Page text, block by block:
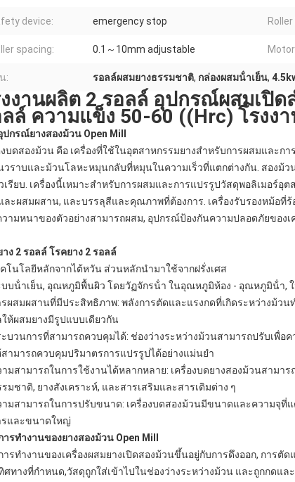
device: emergency stop
spacing: 0.1～10mm adjustable
: รอลล์ผสมยางธรรมชาติ, กล่องผสมน้ําเย็น,
งานผลิต 2 รอลล์ อุปกรณ์ผสมเปิ
ล์ ความแข็ง 50-60 ((Hrc) โรงง
ปกรณ์ยางสองม้วน Open Mill
งบดสองม้วน คือ เครื่องที่ใช้ในอุตสาหกรรมยางสําหรับการผสมและก
วราบและม้วนโลหะหมุนกลับที่หมุนในความเร็วที่แตกต่างกัน. สองม้ว
เรียบ. เครื่องนี้เหมาะสําหรับการผสมและการแปรรูปวัสดุพอลิเมอร์อุ
ละผสมผสาน, และบรรลุสีและคุณภาพที่ต้องการ. เครื่องรับรองหม้อที่
ามหนาของตัวอย่างสามารถผสม, อุปกรณ์ป้องกันความปลอดภัยของเ
ง 2 รอลล์ โรคยาง 2 รอลล์
คโนโลยีหลักจากไต้หวัน ส่วนหลักนํามาใช้จากฝรั่งเศส
บบน้ําเย็น, อุณหภูมิพื้นผิว โดยวัฏจักรน้ํา ในอุณหภูมิห้อง - อุณหภูมิน้ํา,
รผสมผสานที่มีประสิทธิภาพ: พลังการตัดและแรงกดที่เกิดระหว่างม้ว
ให้ผสมยางมีรูปแบบเดียวกัน
ะบวนการที่สามารถควบคุมได้: ช่องว่างระหว่างม้วนสามารถปรับเพื่
สามารถควบคุมปริมาตรการแปรรูปได้อย่างแม่นยํา
ามสามารถในการใช้งานได้หลากหลาย: เครื่องบดยางสองม้วนสามา
รมชาติ, ยางสังเคราะห์, และสารเสริมและสารเติมต่าง ๆ
ามสามารถในการปรับขนาด: เครื่องบดสองม้วนมีขนาดและความจุ
รและขนาดใหญ่
รทํางานของยางสองม้วน Open Mill
ารทํางานของเครื่องผสมยางเปิดสองม้วนขึ้นอยู่กับการดึงออก, การตั
ศทางที่กําหนด,วัสดุถูกใส่เข้าไปในช่องว่างระหว่างม้วน และถูกกดแ